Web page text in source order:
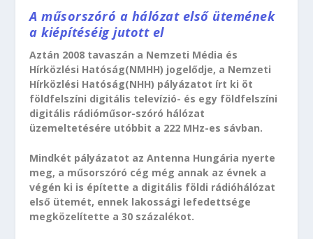
A műsorszóró a hálózat első ütemének
a kiépítéséig jutott el
Aztán 2008 tavaszán a Nemzeti Média és
Hírközlési Hatóság(NMHH) jogelődje, a Nemzeti
Hírközlési Hatóság(NHH) pályázatot írt ki öt
földfelszíni digitális televízió- és egy földfelszíni
digitális rádióműsor-szóró hálózat
üzemeltetésére utóbbit a 222 MHz-es sávban.
Mindkét pályázatot az Antenna Hungária nyerte
meg, a műsorszóró cég még annak az évnek a
végén ki is építette a digitális földi rádióhálózat
első ütemét, ennek lakossági lefedettsége
megközelítette a 30 százalékot.